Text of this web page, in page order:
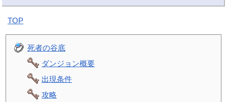
TOP
死者の谷底
ダンジョン概要
出現条件
攻略